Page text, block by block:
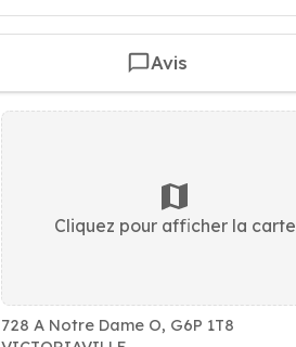
Avis
Cliquez pour afficher la carte
728 A Notre Dame O, G6P 1T8